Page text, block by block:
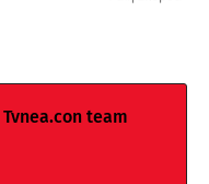
Tvnea.con team